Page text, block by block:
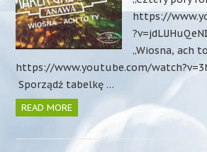
https://
„Wiosna, ach
https://www.youtube.com/
Sporządź tabelkę …
READ MORE